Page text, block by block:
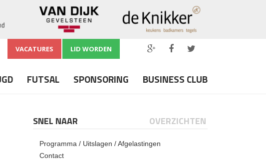
VACATURES LID WORDEN
FUTSAL SPONSORING BUSINESS CLUB
SNEL NAAR OVERZICHTEN
Programma / Uitslagen / Afgelastingen
Contact